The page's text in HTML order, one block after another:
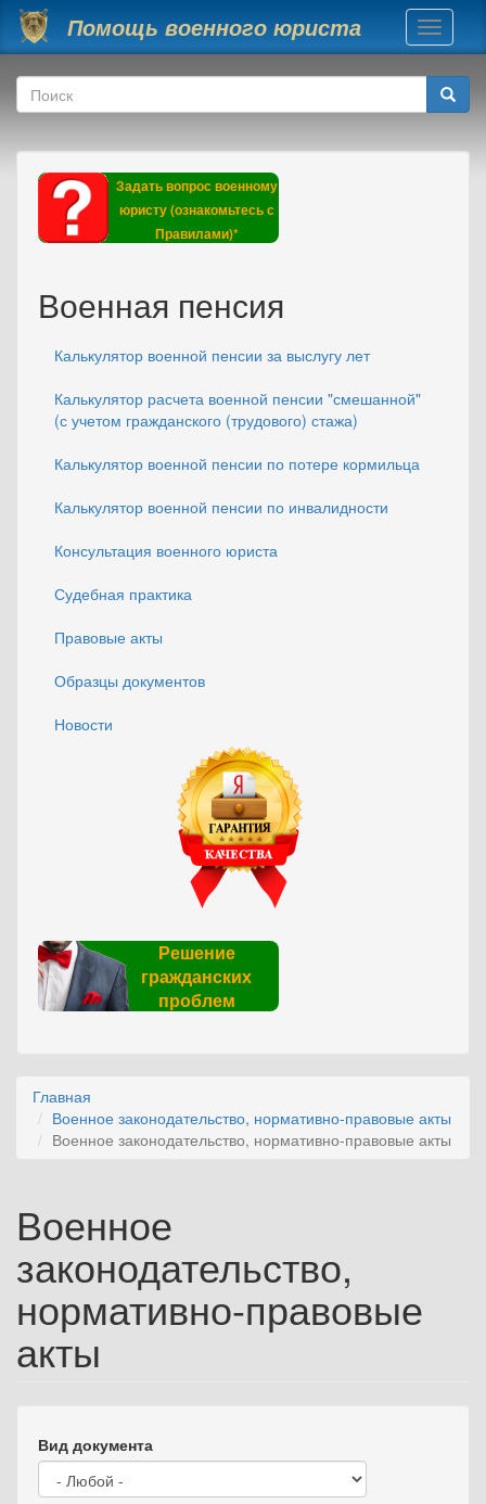
Перейти к основному содержанию
Помощь военного юриста
Toggle
Форма поиска
Поиск
Задать вопрос военному
юристу (ознакомьтесь с
Правилами)*
Военная пенсия
Калькулятор военной пенсии за выслугу лет
Калькулятор расчета военной пенсии "смешанной"
(с учетом гражданского (трудового) стажа)
Калькулятор военной пенсии по потере кормильца
Калькулятор военной пенсии по инвалидности
Консультация военного юриста
Судебная практика
Правовые акты
Образцы документов
Новости
Решение
гражданских
проблем
Главная
Военное законодательство, нормативно-правовые акты
Военное законодательство, нормативно-правовые акты
Военное
законодательство,
нормативно-правовые
акты
Вид документа